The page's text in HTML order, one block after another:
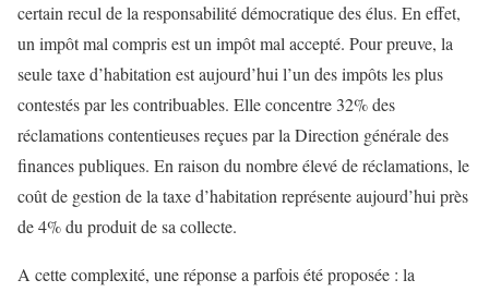
certain recul de la responsabilité démocratique des élus. En effet,
un impôt mal compris est un impôt mal accepté. Pour preuve, la
seule taxe d’habitation est aujourd’hui l’un des impôts les plus
contestés par les contribuables. Elle concentre 32% des
réclamations contentieuses reçues par la Direction générale des
finances publiques. En raison du nombre élevé de réclamations, le
coût de gestion de la taxe d’habitation représente aujourd’hui près
de 4% du produit de sa collecte.
A cette complexité, une réponse a parfois été proposée : la